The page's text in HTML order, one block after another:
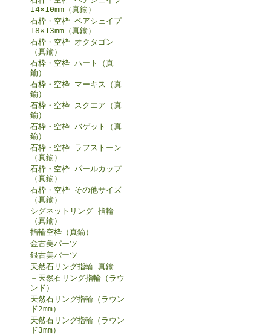
14×10mm（真鍮）
石枠・空枠 ペアシェイプ
18×13mm（真鍮）
石枠・空枠 オクタゴン
（真鍮）
石枠・空枠 ハート（真
鍮）
石枠・空枠 マーキス（真
鍮）
石枠・空枠 スクエア（真
鍮）
石枠・空枠 バゲット（真
鍮）
石枠・空枠 ラフストーン
（真鍮）
石枠・空枠 パールカップ
（真鍮）
石枠・空枠 その他サイズ
（真鍮）
シグネットリング 指輪
（真鍮）
指輪空枠（真鍮）
金古美パーツ
銀古美パーツ
天然石リング指輪 真鍮
＋天然石リング指輪（ラウ
ンド）
天然石リング指輪（ラウン
ド2mm）
天然石リング指輪（ラウン
ド3mm）